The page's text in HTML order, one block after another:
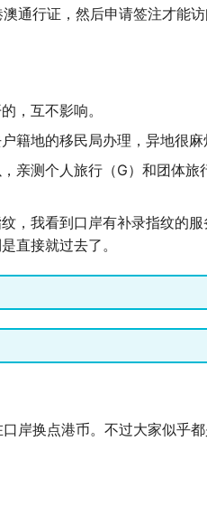
通行证，然后申请签注才能
，互不影响。
籍地的移民局办理，异地很麻
亲测个人旅行（G）和团体
，我看到口岸有补录指纹的
直接就过去了。
岸换点港币。不过大家似乎